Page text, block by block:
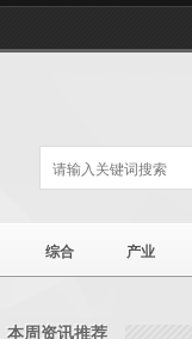
综合 产业
本周资讯推荐